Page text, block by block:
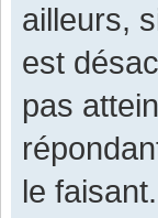
ailleurs,
est
pas
le faisant.